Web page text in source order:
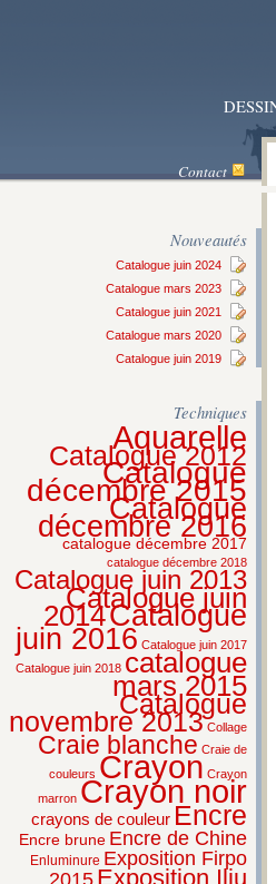
Contact
Nouveautés
Catalogue juin 2024
Catalogue mars 2023
Catalogue juin 2021
Catalogue mars 2020
Catalogue juin 2019
Techniques
Aquarelle
Catalogue 2012
Catalogue
décembre 2015
Catalogue
décembre 2016
catalogue décembre 2017
catalogue décembre 2018
Catalogue juin 2013
Catalogue juin
2014Catalogue
juin 2016 Catalogue juin 2017
Catalogue juin 2018 catalogue
mars 2015
Catalogue
novembre 2013 Collage
Craie blanche Craie de
couleurs Crayon Crayon
marron Crayon noir
crayons de couleur Encre
Encre brune Encre de Chine
Enluminure Exposition Firpo
2015 Exposition Iliu